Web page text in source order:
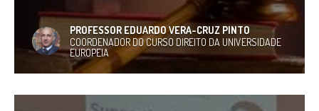
PROFESSOR EDUARDO VERA-CRUZ PINTO
COORDENADOR DO CURSO DIREITO DA UNIVERSIDADE
EUROPEIA